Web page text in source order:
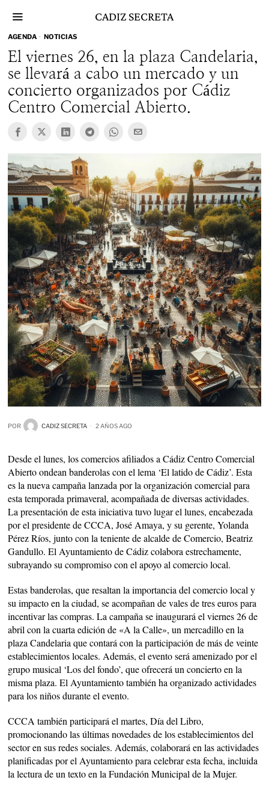
CADIZ SECRETA
AGENDA · NOTICIAS
El viernes 26, en la plaza Candelaria,
se llevará a cabo un mercado y un
concierto organizados por Cádiz
Centro Comercial Abierto.
POR CADIZ SECRETA 2 AÑOS AGO
Desde el lunes, los comercios afiliados a Cádiz Centro Comercial
Abierto ondean banderolas con el lema ‘El latido de Cádiz’. Esta
es la nueva campaña lanzada por la organización comercial para
esta temporada primaveral, acompañada de diversas actividades.
La presentación de esta iniciativa tuvo lugar el lunes, encabezada
por el presidente de CCCA, José Amaya, y su gerente, Yolanda
Pérez Ríos, junto con la teniente de alcalde de Comercio, Beatriz
Gandullo. El Ayuntamiento de Cádiz colabora estrechamente,
subrayando su compromiso con el apoyo al comercio local.
Estas banderolas, que resaltan la importancia del comercio local y
su impacto en la ciudad, se acompañan de vales de tres euros para
incentivar las compras. La campaña se inaugurará el viernes 26 de
abril con la cuarta edición de «A la Calle», un mercadillo en la
plaza Candelaria que contará con la participación de más de veinte
establecimientos locales. Además, el evento será amenizado por el
grupo musical ‘Los del fondo’, que ofrecerá un concierto en la
misma plaza. El Ayuntamiento también ha organizado actividades
para los niños durante el evento.
CCCA también participará el martes, Día del Libro,
promocionando las últimas novedades de los establecimientos del
sector en sus redes sociales. Además, colaborará en las actividades
planificadas por el Ayuntamiento para celebrar esta fecha, incluida
la lectura de un texto en la Fundación Municipal de la Mujer.